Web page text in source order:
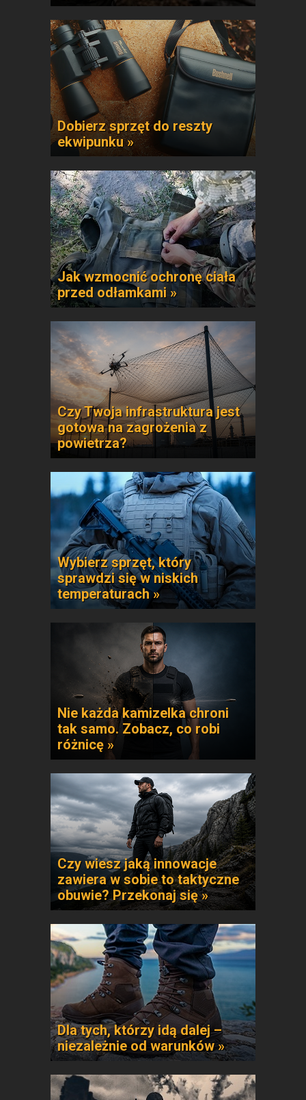
Dobierz sprzęt do reszty
ekwipunku »
Jak wzmocnić ochronę ciała
przed odłamkami »
Czy Twoja infrastruktura jest
gotowa na zagrożenia z
powietrza?
Wybierz sprzęt, który
sprawdzi się w niskich
temperaturach »
Nie każda kamizelka chroni
tak samo. Zobacz, co robi
różnicę »
Czy wiesz jaką innowacje
zawiera w sobie to taktyczne
obuwie? Przekonaj się »
Dla tych, którzy idą dalej –
niezależnie od warunków »